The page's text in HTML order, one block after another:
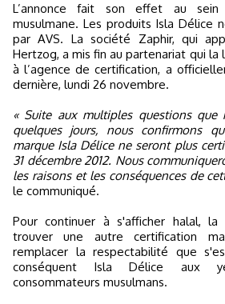
L’annonce fait son effet au sein de la communauté
musulmane. Les produits Isla Délice
par AVS. La société Zaphir, qui
Hertzog, a mis fin au partenariat qui la
à l’agence de certification, a
dernière, lundi 26 novembre.
« Suite aux multiples questions que
quelques jours, nous confirmons
marque Isla Délice ne seront plus
31 décembre 2012. Nous
les raisons et les conséquences de
le communiqué.
Pour continuer à s'afficher halal, la
trouver une autre certification
remplacer la respectabilité que
conséquent Isla Délice aux
consommateurs musulmans.